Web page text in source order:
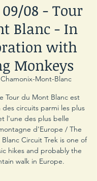
09/08 - Tour
Blanc - In
with
Monkeys
Chamonix-Mont-Blanc
Tour du Mont Blanc est
des circuits parmi les plus
l'une des plus belle
d'Europe / The
Circuit Trek is one of
hikes and probably the
walk in Europe.